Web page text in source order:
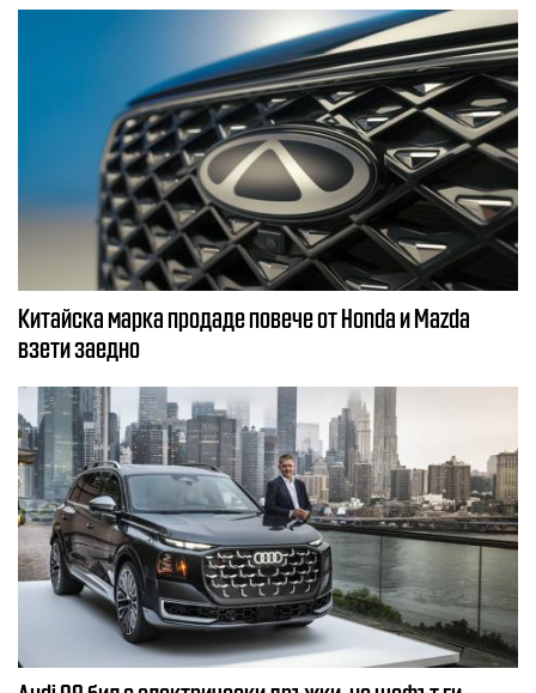
Китайска марка продаде повече от Honda и Mazda
взети заедно